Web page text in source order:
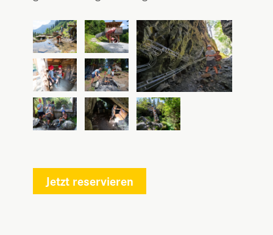
Jetzt reservieren